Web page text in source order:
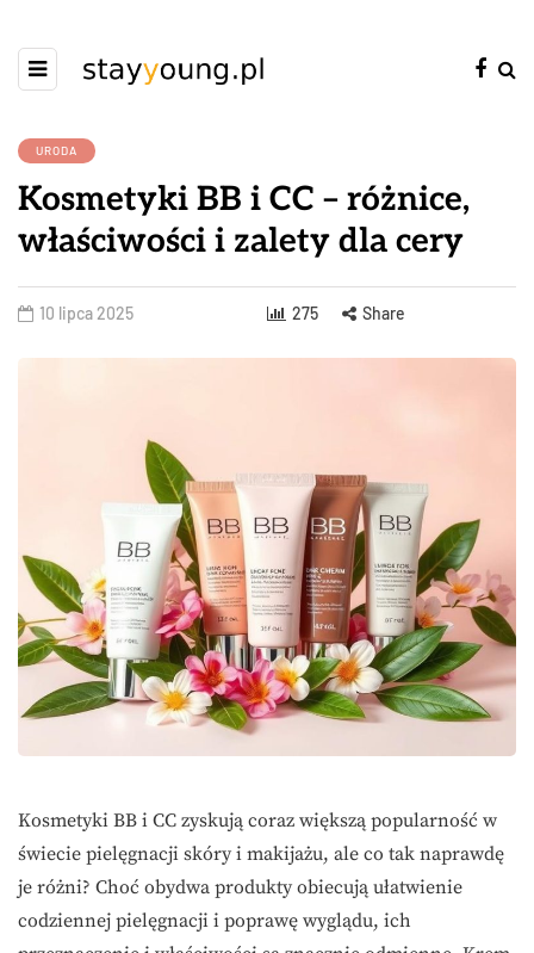
URODA
Kosmetyki BB i CC – różnice,
właściwości i zalety dla cery
10 lipca 2025 275 Share
Kosmetyki BB i CC zyskują coraz większą popularność w
świecie pielęgnacji skóry i makijażu, ale co tak naprawdę
je różni? Choć obydwa produkty obiecują ułatwienie
codziennej pielęgnacji i poprawę wyglądu, ich